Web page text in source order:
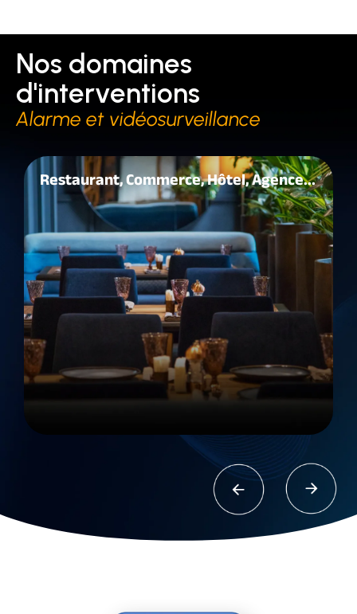
Nos domaines
d'interventions
Alarme et vidéosurveillance
Restaurant, Commerce, Hôtel, Agence...